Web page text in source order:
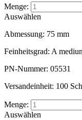
Menge:
Auswählen
Abmessung: 75 mm
Feinheitsgrad: A
PN-Nummer: 05531
Versandeinheit: 100
Menge:
Auswählen